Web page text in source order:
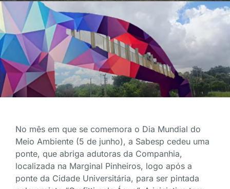
No mês em que se comemora o Dia Mundial do
Meio Ambiente (5 de junho), a Sabesp cedeu uma
ponte, que abriga adutoras da Companhia,
localizada na Marginal Pinheiros, logo após a
ponte da Cidade Universitária, para ser pintada